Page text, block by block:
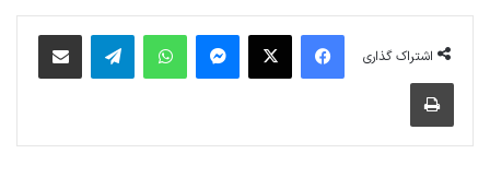
اشتراک گذاری
فیس بوک پیام رسان واتس آپ